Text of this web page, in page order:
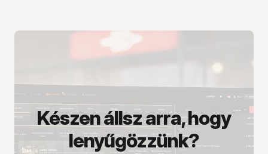
Készen állsz arra, hogy
lenyűgözzünk?